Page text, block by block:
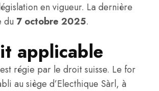
en vigueur. La dernière
du 7 octobre 2025.
applicable
régie par le droit suisse. Le for
au siège d’Electhique Sàrl, à